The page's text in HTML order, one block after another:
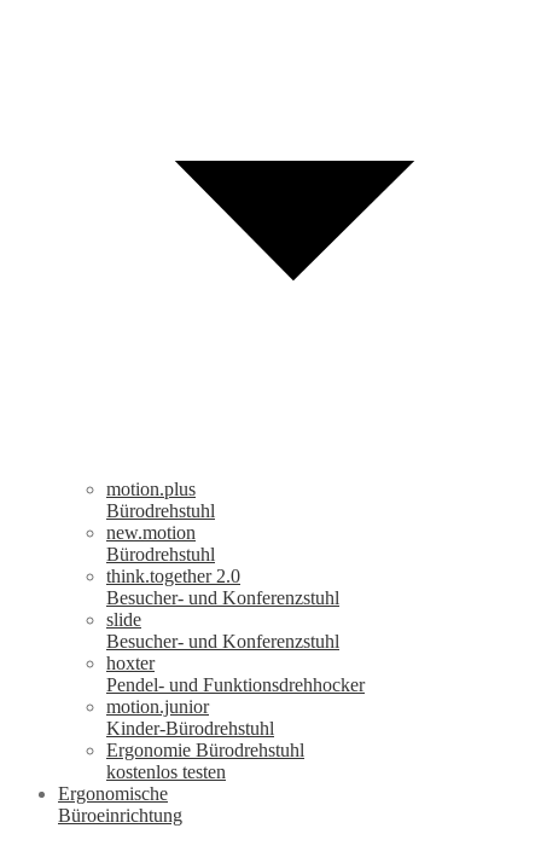
motion.plus
Bürodrehstuhl
new.motion
Bürodrehstuhl
think.together 2.0
Besucher- und Konferenzstuhl
slide
Besucher- und Konferenzstuhl
hoxter
Pendel- und Funktionsdrehhocker
motion.junior
Kinder-Bürodrehstuhl
Ergonomie Bürodrehstuhl
kostenlos testen
Ergonomische
Büroeinrichtung